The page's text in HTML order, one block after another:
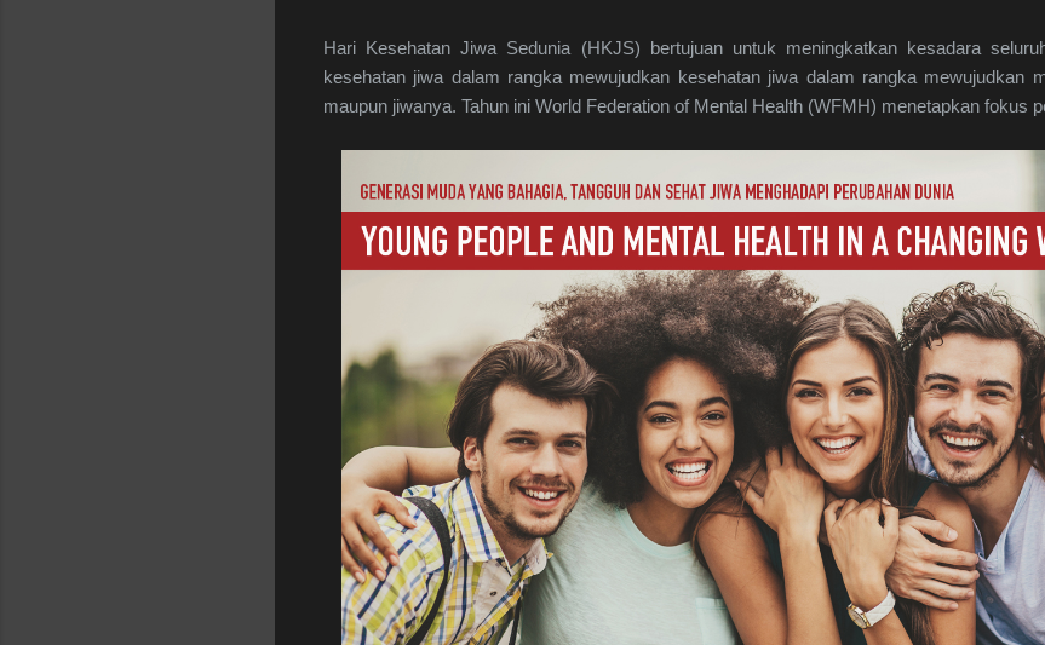
Hari Kesehatan Jiwa Sedunia (HKJS) bertujuan untuk meningkatkan kesadara
kesehatan jiwa dalam rangka mewujudkan kesehatan jiwa dalam rangka mewujudkan
maupun jiwanya. Tahun ini World Federation of Mental Health (WFMH) menetapkan fokus